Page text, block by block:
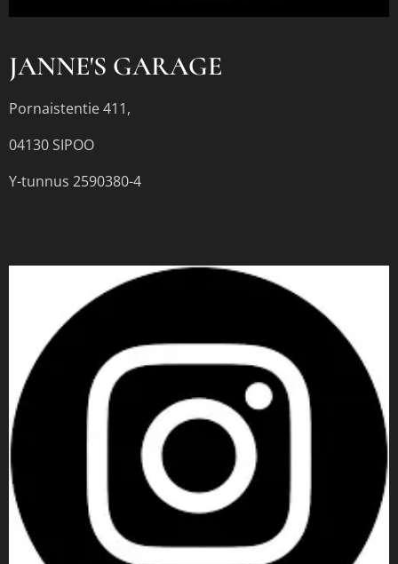
JANNE'S GARAGE
Pornaistentie 411,
04130 SIPOO
Y-tunnus 2590380-4